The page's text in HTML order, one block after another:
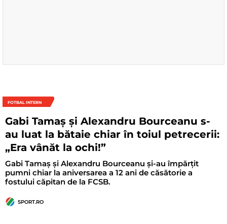
FOTBAL INTERN
Gabi Tamaș și Alexandru Bourceanu s-
au luat la bătaie chiar în toiul petrecerii:
„Era vânăt la ochi!”
Gabi Tamaș și Alexandru Bourceanu și-au împărțit
pumni chiar la aniversarea a 12 ani de căsătorie a
fostului căpitan de la FCSB.
SPORT.RO